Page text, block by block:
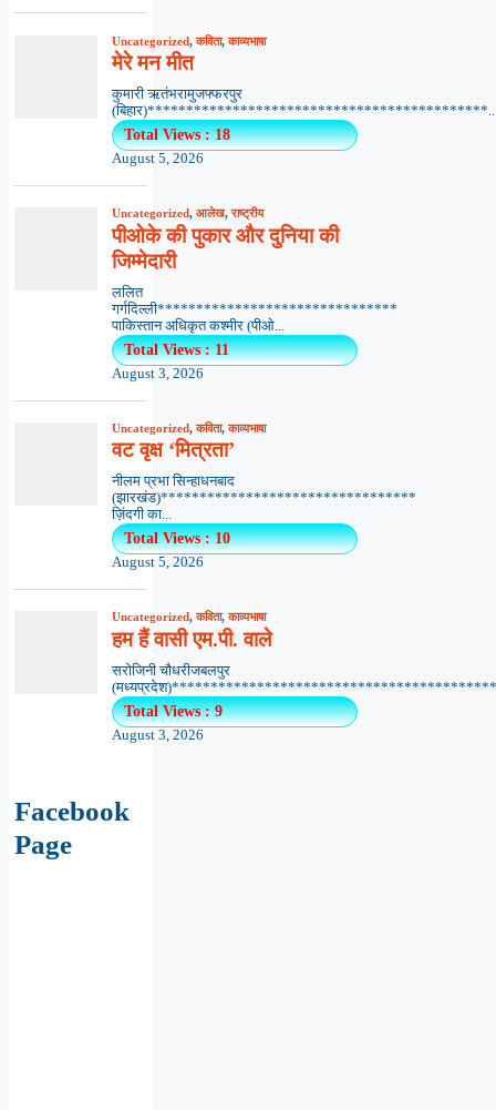
Uncategorized,कविता,काव्यभाषा
मेरे मन मीत
कुमारी ऋतंभरामुजफ्फरपुर
Total Views : 18
August 5, 2026
Uncategorized, आलेख,राष्ट्रीय
पीओके की पुकार और दुनिया की
जिम्मेदारी
ललित
गर्गदिल्ली*******************************
पाकिस्तान अधिकृत कश्मीर (पीओ...
Total Views : 11
August 3, 2026
Uncategorized,कविता,काव्यभाषा
वट वृक्ष ‘मित्रता’
नीलम प्रभा सिन्हाधनबाद
(झारखंड)*********************************
ज़िंदगी का...
Total Views : 10
August 5, 2026
Uncategorized,कविता,काव्यभाषा
हम हैं वासी एम.पी. वाले
सरोजिनी चौधरीजबलपुर
Total Views : 9
August 3, 2026
Facebook
Page